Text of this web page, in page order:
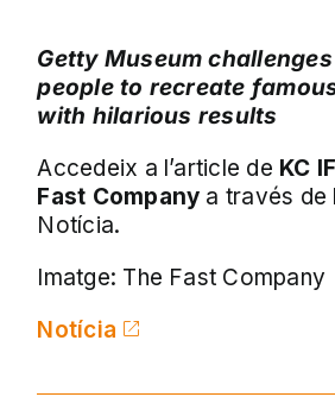
Getty Museum
people to recreate
with hilarious results
Accedeix a l’article de KC
Fast Company a través de
Notícia.
Imatge: The Fast Company
Notícia